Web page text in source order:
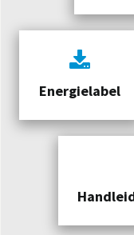
Energielabel